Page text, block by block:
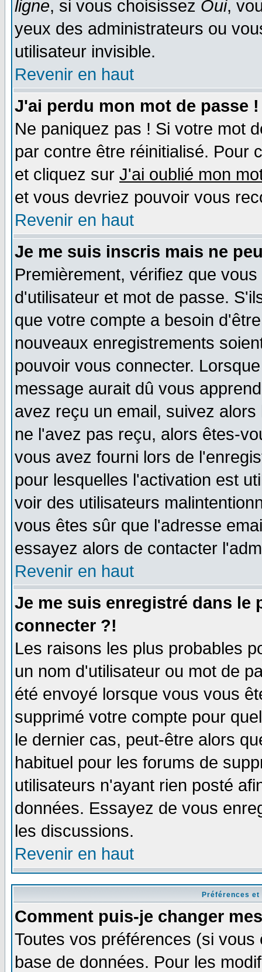
ligne, si vous choisissez Oui,
yeux des administrateurs ou
utilisateur invisible.
Revenir en haut
J'ai perdu mon mot de passe !
Ne paniquez pas ! Si votre mot
par contre être réinitialisé. Pour
et cliquez sur J'ai oublié mon
et vous devriez pouvoir vous
Revenir en haut
Je me suis inscris mais ne
Premièrement, vérifiez que
d'utilisateur et mot de passe.
que votre compte a besoin
nouveaux enregistrements
pouvoir vous connecter.
message aurait dû vous
avez reçu un email, suivez
ne l'avez pas reçu, alors êtes-
vous avez fourni lors de
pour lesquelles l'activation est
voir des utilisateurs
vous êtes sûr que l'adresse
essayez alors de contacter
Revenir en haut
Je me suis enregistré dans le
connecter ?!
Les raisons les plus probables
un nom d'utilisateur ou mot de
été envoyé lorsque vous vous
supprimé votre compte pour
le dernier cas, peut-être alors
habituel pour les forums de
utilisateurs n'ayant rien posté
données. Essayez de vous
les discussions.
Revenir en haut
Préférences
Comment puis-je changer
Toutes vos préférences (si
base de données. Pour les